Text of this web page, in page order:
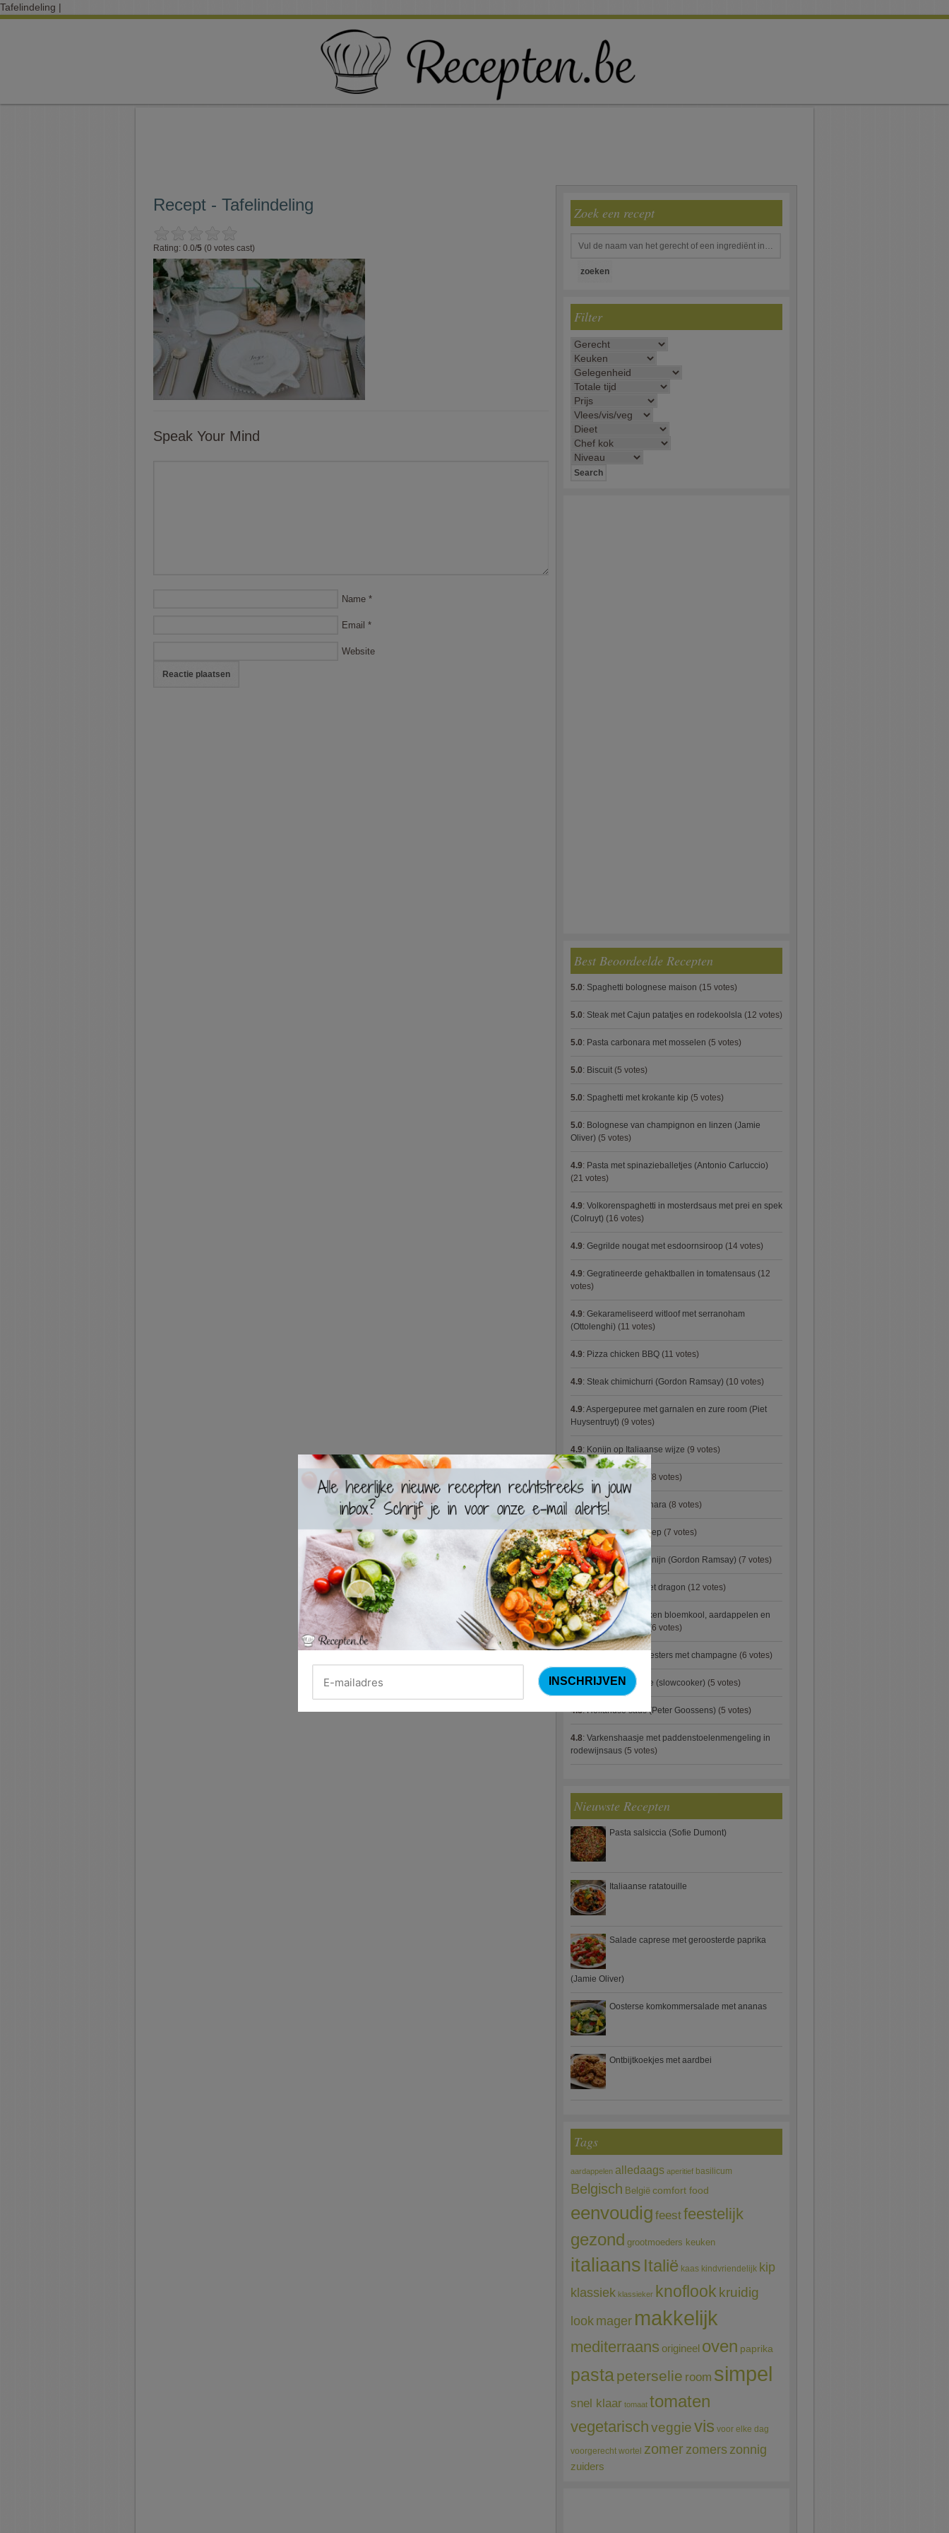
Tafelindeling |
Recept - Tafelindeling
Rating: 0.0/5 (0 votes cast)
Speak Your Mind
Name *
Email *
Website
Zoek een recept
Filter
Best Beoordeelde Recepten
5.0: Spaghetti bolognese maison (15 votes)
5.0: Steak met Cajun patatjes en rodekoolsla (12 votes)
5.0: Pasta carbonara met mosselen (5 votes)
5.0: Biscuit (5 votes)
5.0: Spaghetti met krokante kip (5 votes)
5.0: Bolognese van champignon en linzen (Jamie
Oliver) (5 votes)
4.9: Pasta met spinazieballetjes (Antonio Carluccio)
(21 votes)
4.9: Volkorenspaghetti in mosterdsaus met prei en spek
(Colruyt) (16 votes)
4.9: Gegrilde nougat met esdoornsiroop (14 votes)
4.9: Gegratineerde gehaktballen in tomatensaus (12
votes)
4.9: Gekarameliseerd witloof met serranoham
(Ottolenghi) (11 votes)
4.9: Pizza chicken BBQ (11 votes)
4.9: Steak chimichurri (Gordon Ramsay) (10 votes)
4.9: Aspergepuree met garnalen en zure room (Piet
Huysentruyt) (9 votes)
4.9: Konijn op Italiaanse wijze (9 votes)
(8 votes)
4.9:Courgette carbonara (8 votes)
4.9:Aziatische preisoep (7 votes)
4.9:Fricassee van konijn (Gordon Ramsay) (7 votes)
4.8:Gestoofde kip met dragon (12 votes)
4.8:Zalm met gebakken bloemkool, aardappelen en
spek (Jeroen Meus)(6 votes)
Gegratineerde oesters met champagne (6 votes)
4.8:Linzenbolognese (slowcooker) (5 votes)
4.8:Hollandse saus (Peter Goossens) (5 votes)
4.8: Varkenshaasje met paddenstoelenmengeling in
rodewijnsaus (5 votes)
Nieuwste Recepten
Pasta salsiccia (Sofie Dumont)
Italiaanse ratatouille
Salade caprese met geroosterde paprika
(Jamie Oliver)
Oosterse komkommersalade met ananas
Ontbijtkoekjes met aardbei
Tags
aardappelen alledaags aperitief basilicum
Belgisch België comfort food
eenvoudig feestfeestelijk
gezond grootmoeders keuken
italiaans Italië kaas kindvriendelijk kip
klassiek klassieker knoflook kruidig
look mager makkelijk
mediterraans origineel oven paprika
pastapeterselie room simpel
snel klaar tomaat tomaten
vegetarischveggievis voor elke dag
voorgerecht wortel zomerzomerszonnig
zuiders
×